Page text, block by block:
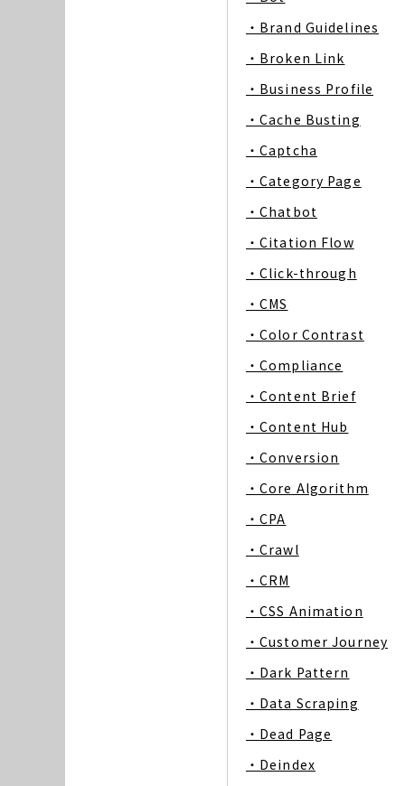
・Brand Guidelines
・Broken Link
・Business Profile
・Cache Busting
・Captcha
・Category Page
・Chatbot
・Citation Flow
・Click-through
・CMS
・Color Contrast
・Compliance
・Content Brief
・Content Hub
・Conversion
・Core Algorithm
・CPA
・Crawl
・CRM
・CSS Animation
・Customer Journey
・Dark Pattern
・Data Scraping
・Dead Page
・Deindex